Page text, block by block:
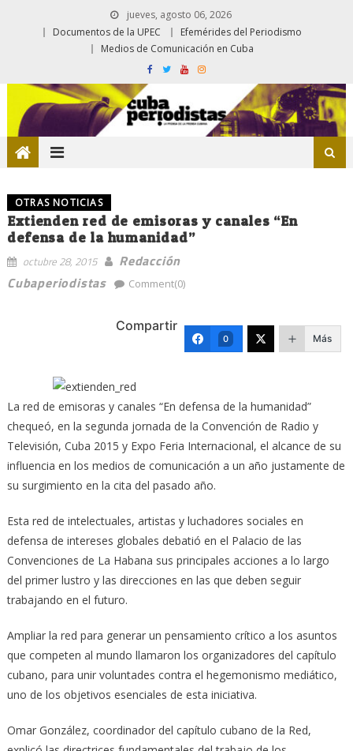
jueves, agosto 06, 2026
Documentos de la UPEC
Efemérides del Periodismo
Medios de Comunicación en Cuba
OTRAS NOTICIAS
Extienden red de emisoras y canales “En
defensa de la humanidad”
octubre 28, 2015
Redacción
Cubaperiodistas
Comment(0)
Compartir
0 Más
La red de emisoras y canales “En defensa de la humanidad”
chequeó, en la segunda jornada de la Convención de Radio y
Televisión, Cuba 2015 y Expo Feria Internacional, el alcance de su
influencia en los medios de comunicación a un año justamente de
su surgimiento en la cita del pasado año.
Esta red de intelectuales, artistas y luchadores sociales en
defensa de intereses globales debatió en el Palacio de las
Convenciones de La Habana sus principales acciones a lo largo
del primer lustro y las direcciones en las que deben seguir
trabajando en el futuro.
Ampliar la red para generar un pensamiento crítico a los asuntos
que competen al mundo llamaron los organizadores del capítulo
cubano, para unir voluntades contra el hegemonismo mediático,
uno de los objetivos esenciales de esta iniciativa.
Omar González, coordinador del capítulo cubano de la Red,